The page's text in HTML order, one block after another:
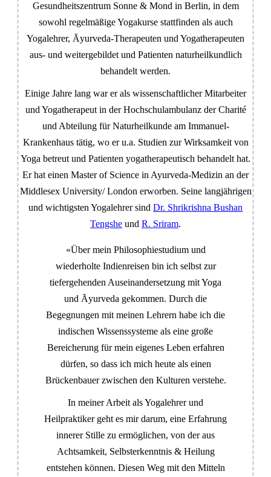
Gesundheitszentrum Sonne & Mond in Berlin, in dem
sowohl regelmäßige Yogakurse stattfinden als auch
Yogalehrer, Āyurveda-Therapeuten und Yogatherapeuten
aus- und weitergebildet und Patienten naturheilkundlich
behandelt werden.
Einige Jahre lang war er als wissenschaftlicher Mitarbeiter
und Yogatherapeut in der Hochschulambulanz der Charité
und Abteilung für Naturheilkunde am Immanuel-
Krankenhaus tätig, wo er u.a. Studien zur Wirksamkeit von
Yoga betreut und Patienten yogatherapeutisch behandelt hat.
Er hat einen Master of Science in Ayurveda-Medizin an der
Middlesex University/ London erworben. Seine langjährigen
und wichtigsten Yogalehrer sind Dr. Shrikrishna Bushan
Tengshe und R. Sriram.
«Über mein Philosophiestudium und
wiederholte Indienreisen bin ich selbst zur
tiefergehenden Auseinandersetzung mit Yoga
und Āyurveda gekommen. Durch die
Begegnungen mit meinen Lehrern habe ich die
indischen Wissenssysteme als eine große
Bereicherung für mein eigenes Leben erfahren
dürfen, so dass ich mich heute als einen
Brückenbauer zwischen den Kulturen verstehe.
In meiner Arbeit als Yogalehrer und
Heilpraktiker geht es mir darum, eine Erfahrung
innerer Stille zu ermöglichen, von der aus
Achtsamkeit, Selbsterkenntnis & Heilung
entstehen können. Diesen Weg mit den Mitteln